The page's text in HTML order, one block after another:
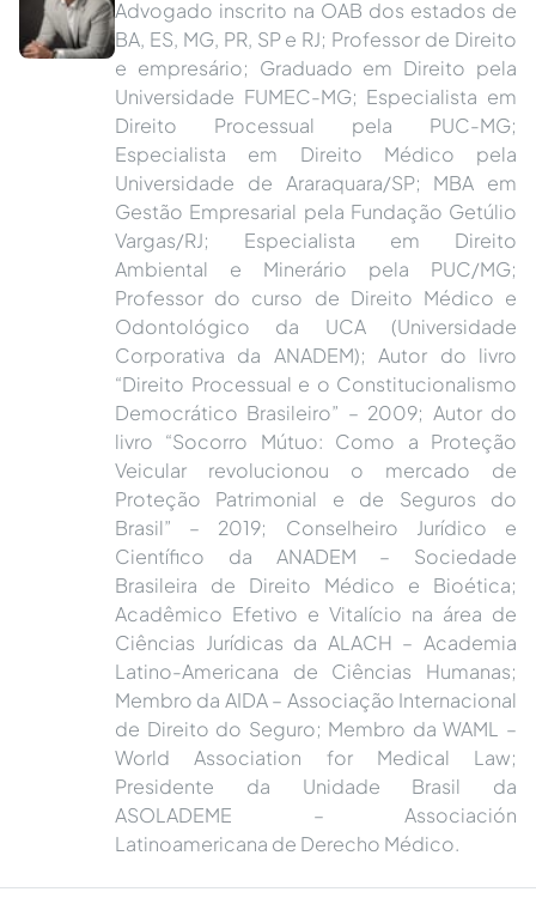
Advogado inscrito na OAB dos estados de
BA, ES, MG, PR, SP e RJ; Professor de Direito
e empresário; Graduado em Direito pela
Universidade FUMEC-MG; Especialista em
Direito Processual pela PUC-MG;
Especialista em Direito Médico pela
Universidade de Araraquara/SP; MBA em
Gestão Empresarial pela Fundação Getúlio
Vargas/RJ; Especialista em Direito
Ambiental e Minerário pela PUC/MG;
Professor do curso de Direito Médico e
Odontológico da UCA (Universidade
Corporativa da ANADEM); Autor do livro
“Direito Processual e o Constitucionalismo
Democrático Brasileiro” – 2009; Autor do
livro “Socorro Mútuo: Como a Proteção
Veicular revolucionou o mercado de
Proteção Patrimonial e de Seguros do
Brasil” – 2019; Conselheiro Jurídico e
Científico da ANADEM – Sociedade
Brasileira de Direito Médico e Bioética;
Acadêmico Efetivo e Vitalício na área de
Ciências Jurídicas da ALACH – Academia
Latino-Americana de Ciências Humanas;
Membro da AIDA – Associação Internacional
de Direito do Seguro; Membro da WAML –
World Association for Medical Law;
Presidente da Unidade Brasil da
ASOLADEME – Associación
Latinoamericana de Derecho Médico.